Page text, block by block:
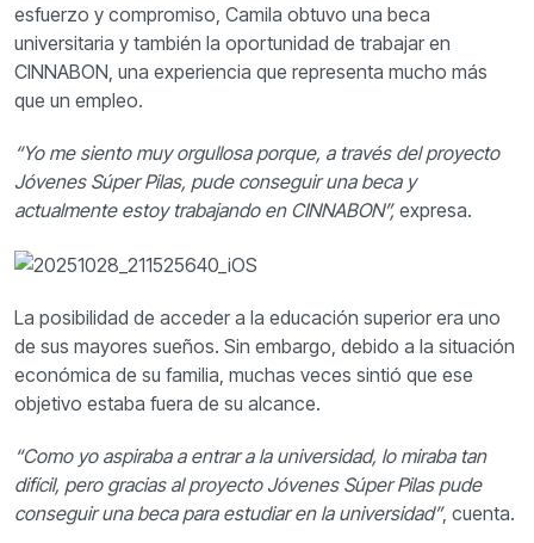
esfuerzo y compromiso, Camila obtuvo una beca
universitaria y también la oportunidad de trabajar en
CINNABON, una experiencia que representa mucho más
que un empleo.
“Yo me siento muy orgullosa porque, a través del proyecto
Jóvenes Súper Pilas, pude conseguir una beca y
actualmente estoy trabajando en CINNABON”, expresa.
La posibilidad de acceder a la educación superior era uno
de sus mayores sueños. Sin embargo, debido a la situación
económica de su familia, muchas veces sintió que ese
objetivo estaba fuera de su alcance.
“Como yo aspiraba a entrar a la universidad, lo miraba tan
difícil, pero gracias al proyecto Jóvenes Súper Pilas pude
conseguir una beca para estudiar en la universidad”, cuenta.